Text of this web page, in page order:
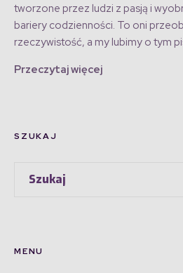
tworzone przez ludzi z pasją i
bariery codzienności. To oni
rzeczywistość, a my lubimy o tym
Przeczytaj więcej
SZUKAJ
MENU